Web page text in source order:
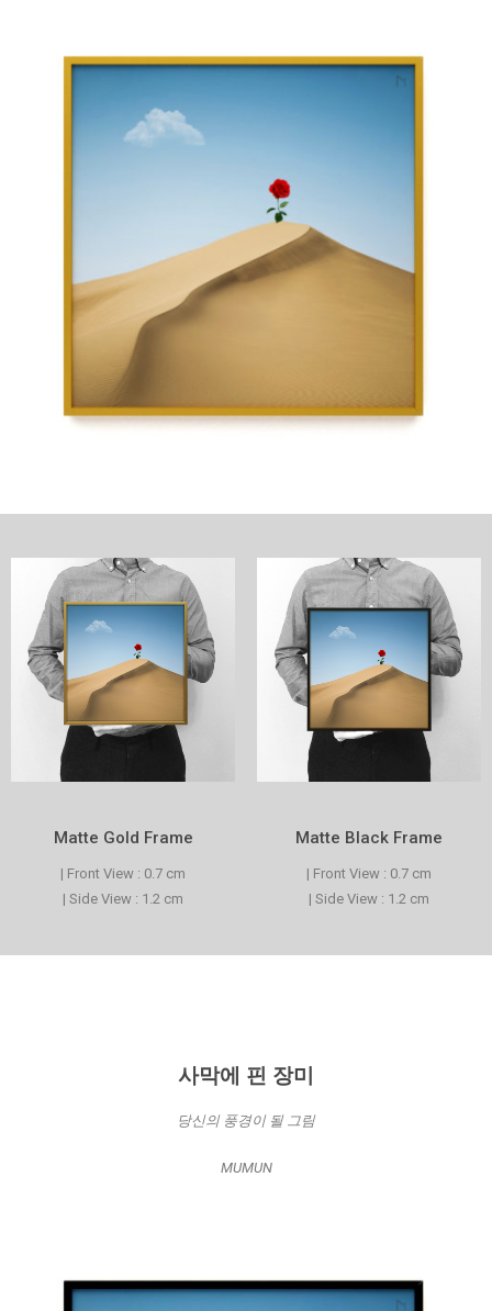
Matte Gold Frame
| Front View : 0.7 cm
| Side View : 1.2 cm
Matte Black Frame
| Front View : 0.7 cm
| Side View : 1.2 cm
사막에 핀 장미
당신의 풍경이 될 그림
MUMUN